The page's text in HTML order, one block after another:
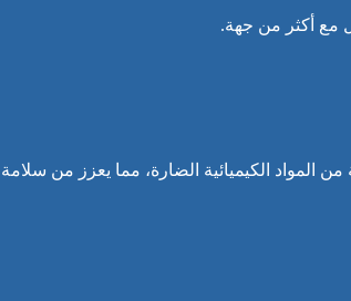
مع أكثر من جهة.
الكيميائية الضارة، مما يعزز من سلامة